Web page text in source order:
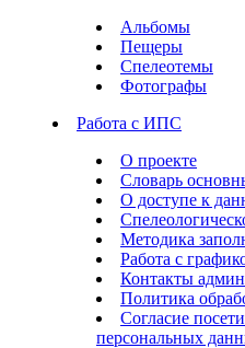
Альбомы
Пещеры
Спелеотемы
Фотографы
Работа с ИПС
О проекте
Словарь
О доступе к
Методика
Работа с
Контакты
Политика
Согласие
персональных